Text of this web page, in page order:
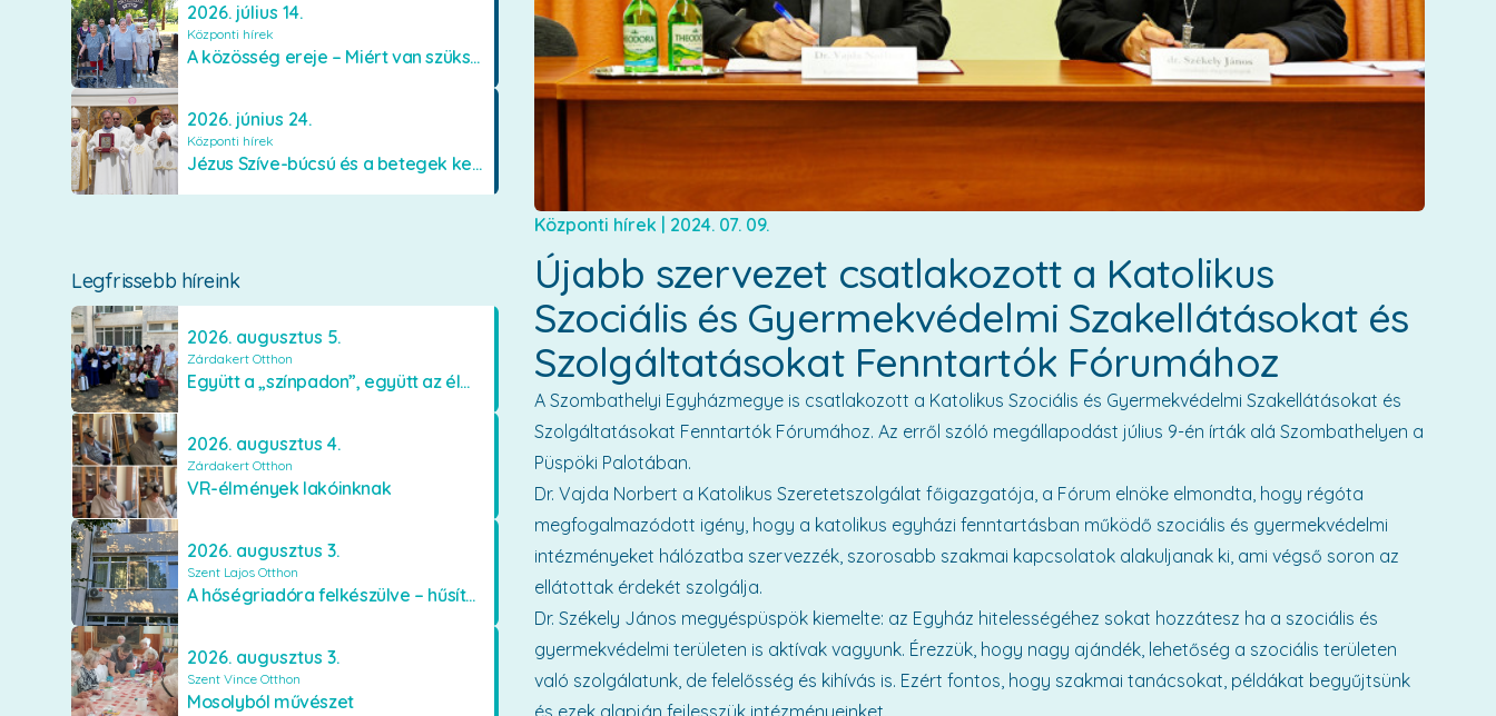
2026. július 14.
Központi hírek
A közösség ereje – Miért van szükségünk egymásra?
2026. június 24.
Központi hírek
Jézus Szíve-búcsú és a betegek kenetének közösségi kiszolgáltatása Mátraverebély-Szentkúton
Legfrissebb híreink
2026. augusztus 5.
Zárdakert Otthon
Együtt a „színpadon”, együtt az élményekért 🎭✨
2026. augusztus 4.
Zárdakert Otthon
VR-élmények lakóinknak
2026. augusztus 3.
Szent Lajos Otthon
A hőségriadóra felkészülve – hűsítő fejlesztések a Szent Lajos Otthonban
2026. augusztus 3.
Szent Vince Otthon
Mosolyból művészet
Központi hírek 2024. 07. 09.
Újabb szervezet csatlakozott a Katolikus
Szociális és Gyermekvédelmi Szakellátásokat és
Szolgáltatásokat Fenntartók Fórumához
A Szombathelyi Egyházmegye is csatlakozott a Katolikus Szociális és Gyermekvédelmi Szakellátásokat és
Szolgáltatásokat Fenntartók Fórumához. Az erről szóló megállapodást július 9-én írták alá Szombathelyen a
Püspöki Palotában.
Dr. Vajda Norbert a Katolikus Szeretetszolgálat főigazgatója, a Fórum elnöke elmondta, hogy régóta
megfogalmazódott igény, hogy a katolikus egyházi fenntartásban működő szociális és gyermekvédelmi
intézményeket hálózatba szervezzék, szorosabb szakmai kapcsolatok alakuljanak ki, ami végső soron az
ellátottak érdekét szolgálja.
Dr. Székely János megyéspüspök kiemelte: az Egyház hitelességéhez sokat hozzátesz ha a szociális és
gyermekvédelmi területen is aktívak vagyunk. Érezzük, hogy nagy ajándék, lehetőség a szociális területen
való szolgálatunk, de felelősség és kihívás is. Ezért fontos, hogy szakmai tanácsokat, példákat begyűjtsünk